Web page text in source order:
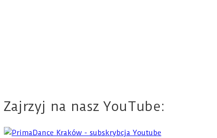
Zajrzyj na nasz YouTube: